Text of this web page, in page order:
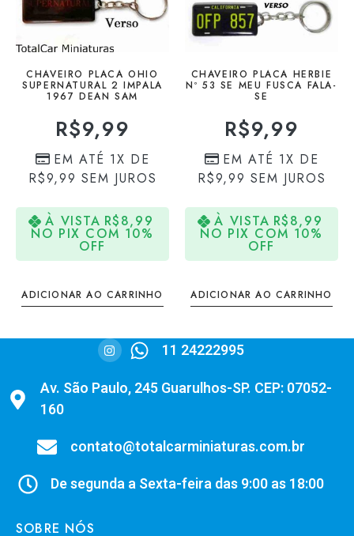
CHAVEIRO PLACA OHIO
SUPERNATURAL 2 IMPALA
1967 DEAN SAM
R$9,99
EM ATÉ 1X DE
R$9,99 SEM JUROS
À VISTA R$8,99
NO PIX COM 10%
OFF
ADICIONAR AO CARRINHO
CHAVEIRO PLACA HERBIE
Nº 53 SE MEU FUSCA FALA-
SE
R$9,99
EM ATÉ 1X DE
R$9,99 SEM JUROS
À VISTA R$8,99
NO PIX COM 10%
OFF
ADICIONAR AO CARRINHO
11 24222995
Av. São Paulo, 245 Guarulhos-SP. CEP: 07052-
160
contato@totalcarminiaturas.com.br
De segunda a Sexta-feira das 9:00 as 18:00
SOBRE NÓS